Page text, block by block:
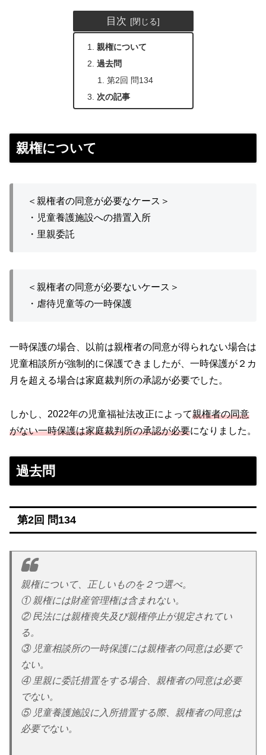
目次
親権について
過去問
第2回 問134
次の記事
親権について
＜親権者の同意が必要なケース＞
・児童養護施設への措置入所
・里親委託
＜親権者の同意が必要ないケース＞
・虐待児童等の一時保護
一時保護の場合、以前は親権者の同意が得られない場合は
児童相談所が強制的に保護できましたが、一時保護が２カ
月を超える場合は家庭裁判所の承認が必要でした。
しかし、2022年の児童福祉法改正によって親権者の同意
がない一時保護は家庭裁判所の承認が必要になりました。
過去問
第2回 問134
親権について、正しいものを２つ選べ。
① 親権には財産管理権は含まれない。
② 民法には親権喪失及び親権停止が規定されてい
る。
③ 児童相談所の一時保護には親権者の同意は必要で
ない。
④ 里親に委託措置をする場合、親権者の同意は必要
でない。
⑤ 児童養護施設に入所措置する際、親権者の同意は
必要でない。